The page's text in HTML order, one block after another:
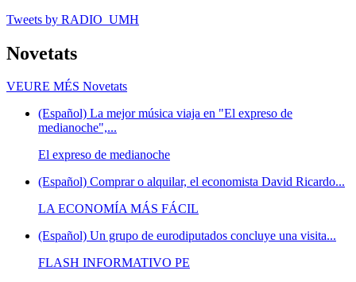
Tweets by RADIO_UMH
Novetats
VEURE MÉS Novetats
(Español) La mejor música viaja en "El expreso de
medianoche",...
El expreso de medianoche
(Español) Comprar o alquilar, el economista David Ricardo...
LA ECONOMÍA MÁS FÁCIL
(Español) Un grupo de eurodiputados concluye una visita...
FLASH INFORMATIVO PE